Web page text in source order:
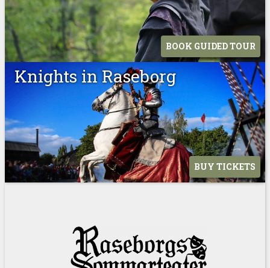
BOOK GUIDED TOUR
Knights in Raseborg
BUY TICKETS